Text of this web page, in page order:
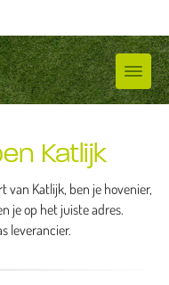
Katlijk
van Katlijk, ben je hovenier,
je op het juiste adres.
leverancier.